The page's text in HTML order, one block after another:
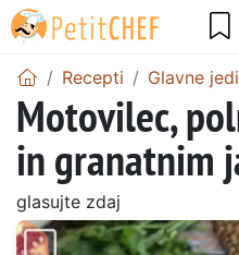
Recepti Glavne jedi
Motovilec,
in granatnim
glasujte zdaj